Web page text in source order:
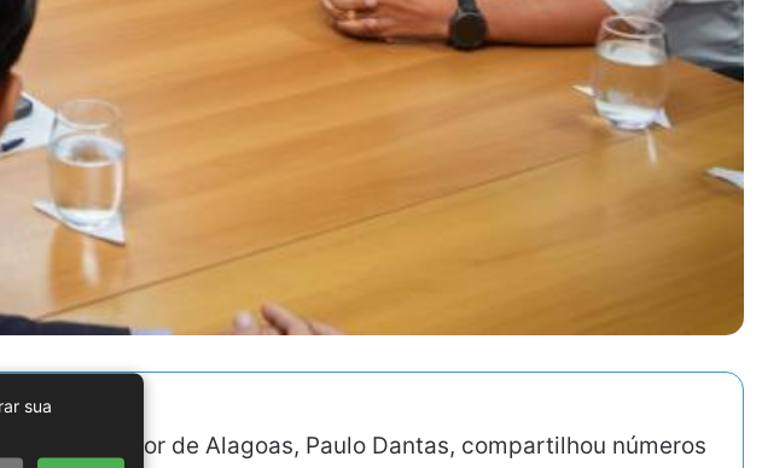
o governador de Alagoas, Paulo Dantas, compartilhou números
sua